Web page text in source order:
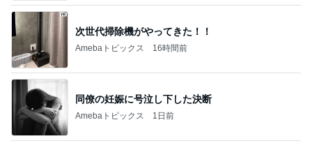
次世代掃除機がやってきた！！
Amebaトピックス 16時間前
同僚の妊娠に号泣し下した決断
Amebaトピックス 1日前